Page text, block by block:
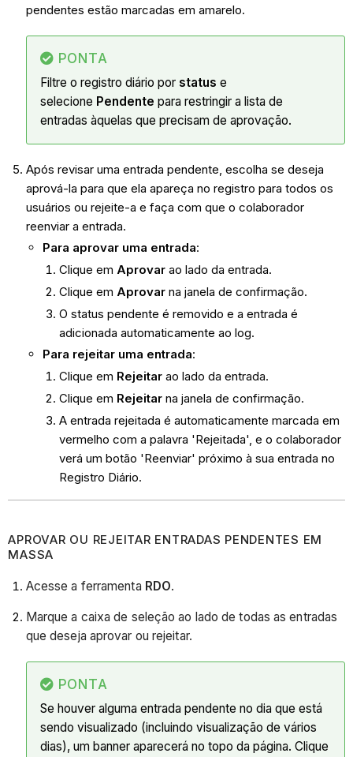
pendentes estão marcadas em amarelo.
PONTA
Filtre o registro diário por status e
selecione Pendente para restringir a lista de
entradas àquelas que precisam de aprovação.
Após revisar uma entrada pendente, escolha se deseja
aprová-la para que ela apareça no registro para todos os
usuários ou rejeite-a e faça com que o colaborador
reenviar a entrada.
Para aprovar uma entrada:
Clique em Aprovarao lado da entrada.
Clique em Aprovarna janela de confirmação.
O status pendente é removido e a entrada é
adicionada automaticamente ao log.
Para rejeitar uma entrada:
Clique em Rejeitarao lado da entrada.
Clique em Rejeitarna janela de confirmação.
A entrada rejeitada é automaticamente marcada em
vermelho com a palavra 'Rejeitada', e o colaborador
verá um botão 'Reenviar' próximo à sua entrada no
Registro Diário.
APROVAR OU REJEITAR ENTRADAS PENDENTES EM
MASSA
Acesse a ferramenta RDO.
Marque a caixa de seleção ao lado de todas as entradas
que deseja aprovar ou rejeitar.
PONTA
Se houver alguma entrada pendente no dia que está
sendo visualizado (incluindo visualização de vários
dias), um banner aparecerá no topo da página. Clique